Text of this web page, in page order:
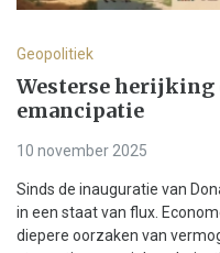
Geopolitiek
Westerse
emancipatie
10 november 2025
Sinds de inauguratie van
in een staat van flux.
diepere oorzaken van